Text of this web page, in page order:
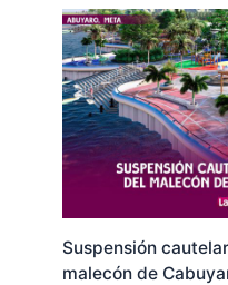
Suspensión
malecón de